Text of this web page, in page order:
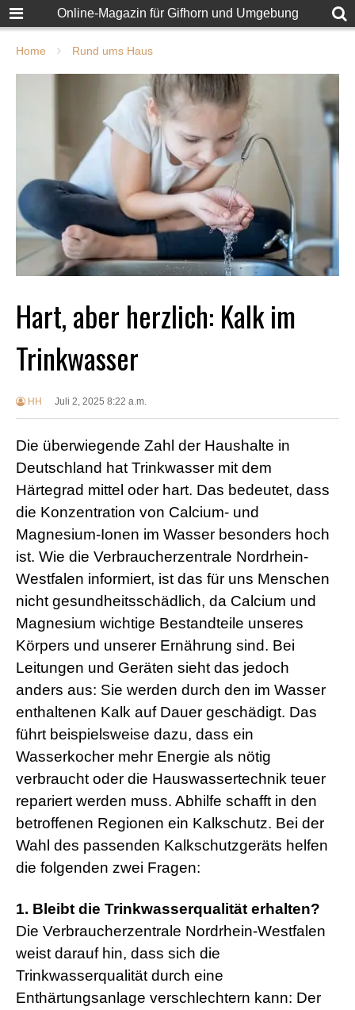
Online-Magazin für Gifhorn und Umgebung
Home Rund ums Haus
Hart, aber herzlich: Kalk im
Trinkwasser
HH Juli 2, 2025 8:22 a.m.
Die überwiegende Zahl der Haushalte in
Deutschland hat Trinkwasser mit dem
Härtegrad mittel oder hart. Das bedeutet, dass
die Konzentration von Calcium- und
Magnesium-Ionen im Wasser besonders hoch
ist. Wie die Verbraucherzentrale Nordrhein-
Westfalen informiert, ist das für uns Menschen
nicht gesundheitsschädlich, da Calcium und
Magnesium wichtige Bestandteile unseres
Körpers und unserer Ernährung sind. Bei
Leitungen und Geräten sieht das jedoch
anders aus: Sie werden durch den im Wasser
enthaltenen Kalk auf Dauer geschädigt. Das
führt beispielsweise dazu, dass ein
Wasserkocher mehr Energie als nötig
verbraucht oder die Hauswassertechnik teuer
repariert werden muss. Abhilfe schafft in den
betroffenen Regionen ein Kalkschutz. Bei der
Wahl des passenden Kalkschutzgeräts helfen
die folgenden zwei Fragen:
1. Bleibt die Trinkwasserqualität erhalten?
Die Verbraucherzentrale Nordrhein-Westfalen
weist darauf hin, dass sich die
Trinkwasserqualität durch eine
Enthärtungsanlage verschlechtern kann: Der